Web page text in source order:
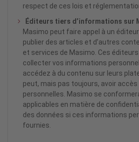
respect de ces lois et
Éditeurs tiers d’informations sur
Masimo peut faire appel à un
publier des articles et d’autres
et services de Masimo. Ces
collecter vos informations
accédez à du contenu sur leurs
peut, mais pas toujours, avoir
personnelles. Masimo se
applicables en matière de
des données si ces informations
fournies.